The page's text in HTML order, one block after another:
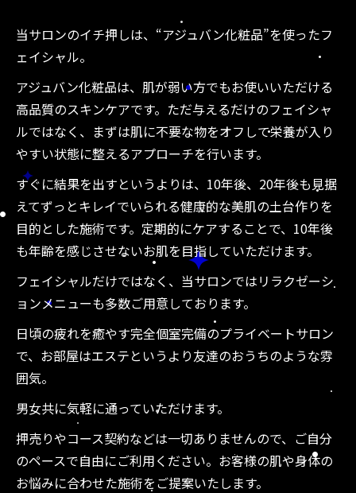
当サロンのイチ押しは、“アジュバン化粧品”を使ったフ
ェイシャル。
アジュバン化粧品は、肌が弱い方でもお使いいただける
高品質のスキンケアです。ただ与えるだけのフェイシャ
ルではなく、まずは肌に不要な物をオフして栄養が入り
やすい状態に整えるアプローチを行います。
すぐに結果を出すというよりは、10年後、20年後も見据
えてずっとキレイでいられる健康的な美肌の土台作りを
目的とした施術です。定期的にケアすることで、10年後
も年齢を感じさせないお肌を目指していただけます。
フェイシャルだけではなく、当サロンではリラクゼーシ
ョンメニューも多数ご用意しております。
日頃の疲れを癒やす完全個室完備のプライベートサロン
で、お部屋はエステというより友達のおうちのような雰
囲気。
男女共に気軽に通っていただけます。
押売りやコース契約などは一切ありませんので、ご自分
のペースで自由にご利用ください。お客様の肌や身体の
お悩みに合わせた施術をご提案いたします。